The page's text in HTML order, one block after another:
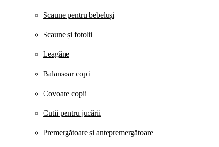
Scaune pentru bebeluși
Scaune și fotolii
Leagăne
Balansoar copii
Covoare copii
Cutii pentru jucării
Premergătoare și antepremergătoare